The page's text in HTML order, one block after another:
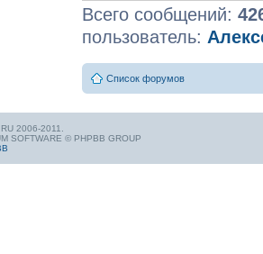
Всего сообщений:
пользователь:
Список форумов
2006-2011.
SOFTWARE © PHPBB GROUP